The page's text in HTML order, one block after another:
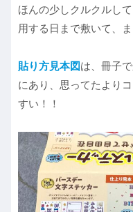
ほんの少しクルクルし
用する日まで敷いて、
貼り方見本図は、冊子
にあり、思ってたより
すい！！